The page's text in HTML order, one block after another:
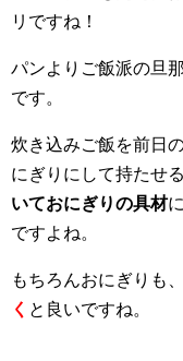
リですね！
パンよりご飯派の旦
です。
炊き込みご飯を前日
にぎりにして持たせ
いておにぎりの具材
ですよね。
もちろんおにぎりも
く と良いですね。